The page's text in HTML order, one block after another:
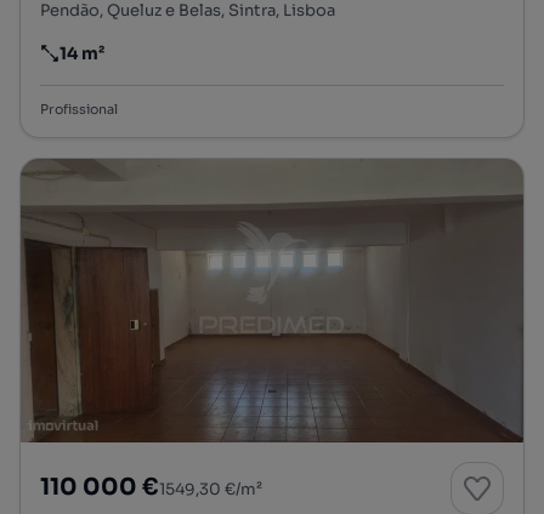
Pendão, Queluz e Belas, Sintra, Lisboa
Preço por metro quadrado
14 m²
Profissional
110 000 €1549,30 €/m²